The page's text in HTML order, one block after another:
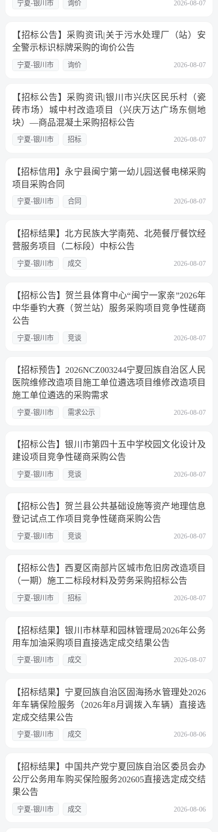
宁夏-银川市 询价 2026-08-07
【招标公告】采购资讯|关于污水处理厂（站）安
全警示标识标牌采购的询价公告
宁夏-银川市 询价 2026-08-07
【招标公告】采购资讯|银川市兴庆区民乐村（瓷
砖市场）城中村改造项目（兴庆万达广场东侧地
块）—商品混凝土采购招标公告
宁夏-银川市 招标 2026-08-07
【招标信用】永宁县闽宁第一幼儿园送餐电梯采购
项目采购合同
宁夏-银川市 合同 2026-08-07
【招标结果】北方民族大学南苑、北苑餐厅餐饮经
营服务项目（二标段）中标公告
宁夏-银川市 成交 2026-08-07
【招标公告】贺兰县体育中心“闽宁一家亲”2026年
中华垂钓大赛（贺兰站）服务采购项目竞争性磋商
公告
宁夏-银川市 竞谈 2026-08-07
【招标预告】2026NCZ003244宁夏回族自治区人民
医院维修改造项目施工单位遴选项目维修改造项目
施工单位遴选的采购需求
宁夏-银川市 需求公示 2026-08-07
【招标公告】银川市第四十五中学校园文化设计及
建设项目竞争性磋商采购公告
宁夏-银川市 竞谈 2026-08-07
【招标公告】贺兰县公共基础设施等资产地理信息
登记试点工作项目竞争性磋商采购公告
宁夏-银川市 竞谈 2026-08-07
【招标公告】西夏区南部片区城市危旧房改造项目
（一期）施工二标段材料及劳务采购招标公告
宁夏-银川市 招标 2026-08-07
【招标结果】银川市林草和园林管理局2026年公务
用车加油采购项目直接选定成交结果公告
宁夏-银川市 成交 2026-08-07
【招标结果】宁夏回族自治区固海扬水管理处2026
年车辆保险服务（2026年8月调拨入车辆）直接选
定成交结果公告
宁夏-银川市 成交 2026-08-06
【招标结果】中国共产党宁夏回族自治区委员会办
公厅公务用车购买保险服务202605直接选定成交结
果公告
宁夏-银川市 成交 2026-08-06